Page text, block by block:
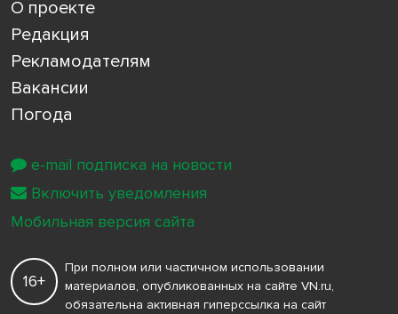
О проекте
Редакция
Рекламодателям
Вакансии
Погода
16+
При полном или частичном использовании
материалов, опубликованных на сайте VN.ru,
обязательна активная гиперссылка на сайт
e-mail подписка на новости
Включить уведомления
Мобильная версия сайта